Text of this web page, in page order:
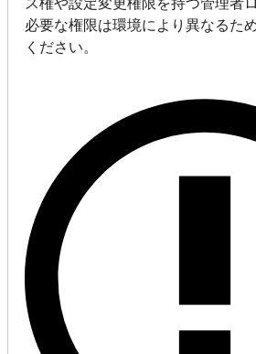
ス権や設定変更権限を持つ管理者
必要な権限は環境により異なるた
ください。